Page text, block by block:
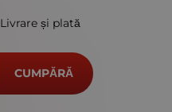
Livrare și plată
CUMPĂRĂ